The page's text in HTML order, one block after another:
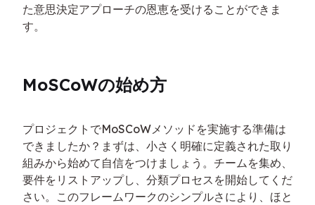
た意思決定アプローチの恩恵を受けることができま
す。
MoSCoWの始め方
プロジェクトでMoSCoWメソッドを実施する準備は
できましたか？まずは、小さく明確に定義された取り
組みから始めて自信をつけましょう。チームを集め、
要件をリストアップし、分類プロセスを開始してくだ
さい。このフレームワークのシンプルさにより、ほと